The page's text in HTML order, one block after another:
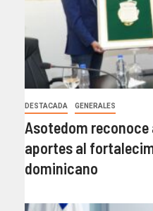
DESTACADA GENERALES
Asotedom reconoce
aportes al
dominicano